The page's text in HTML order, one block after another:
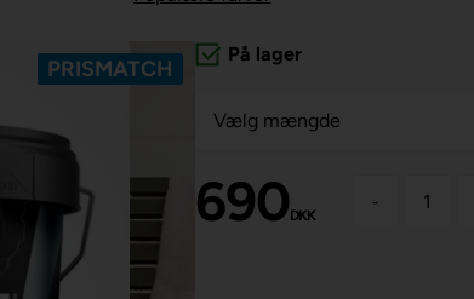
PRISMATCH
På lager
Vælg mængde
690DKK
-